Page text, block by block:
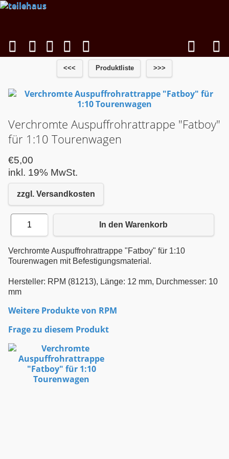
<<< Produktliste >>>
Verchromte Auspuffrohrattrappe "Fatboy"
für 1:10 Tourenwagen
€5,00
inkl. 19% MwSt.
zzgl. Versandkosten
1 In den Warenkorb
Verchromte Auspuffrohrattrappe "Fatboy" für 1:10
Tourenwagen mit Befestigungsmaterial.
Hersteller: RPM (81213), Länge: 12 mm, Durchmesser: 10
mm
Weitere Produkte von RPM
Frage zu diesem Produkt